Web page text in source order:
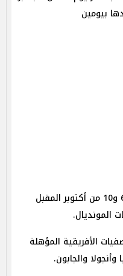
بيومين
يلعب منتخب مصر أمام ليبيا يومي 6 و10 من أكتوبر المقبل
المونديال.
الأفريقية المؤهلة